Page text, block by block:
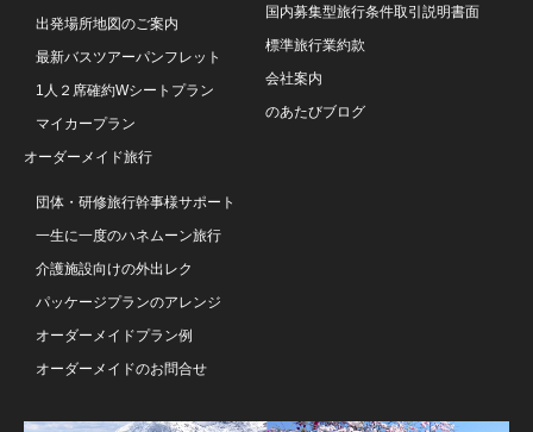
出発場所地図のご案内
最新バスツアーパンフレット
1人２席確約Wシートプラン
マイカープラン
オーダーメイド旅行
団体・研修旅行幹事様サポート
一生に一度のハネムーン旅行
介護施設向けの外出レク
パッケージプランのアレンジ
オーダーメイドプラン例
オーダーメイドのお問合せ
国内募集型旅行条件取引説明書面
標準旅行業約款
会社案内
のあたびブログ